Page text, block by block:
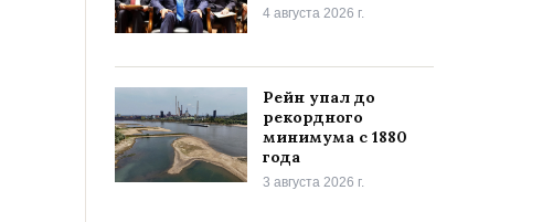
4 августа 2026 г.
Рейн упал до
рекордного
минимума с 1880
года
3 августа 2026 г.